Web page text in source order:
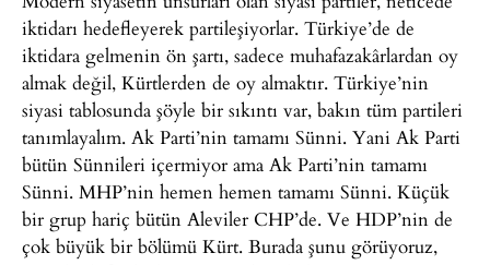
iktidarı hedefleyerek partileşiyorlar. Türkiye’de de
iktidara gelmenin ön şartı, sadece muhafazakârlardan oy
almak değil, Kürtlerden de oy almaktır. Türkiye’nin
siyasi tablosunda şöyle bir sıkıntı var, bakın tüm partileri
tanımlayalım. Ak Parti’nin tamamı Sünni. Yani Ak Parti
bütün Sünnileri içermiyor ama Ak Parti’nin tamamı
Sünni. MHP’nin hemen hemen tamamı Sünni. Küçük
bir grup hariç bütün Aleviler CHP’de. Ve HDP’nin de
çok büyük bir bölümü Kürt. Burada şunu görüyoruz,